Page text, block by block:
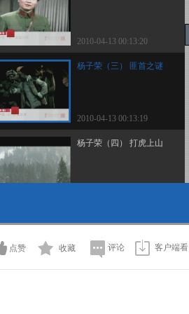
2010-04-13 00:13:20
杨子荣（三） 匪首之谜
2010-04-13 00:13:19
杨子荣（四） 打虎上山
2010-04-13 00:13:17
点赞 收藏 评论 客户端看